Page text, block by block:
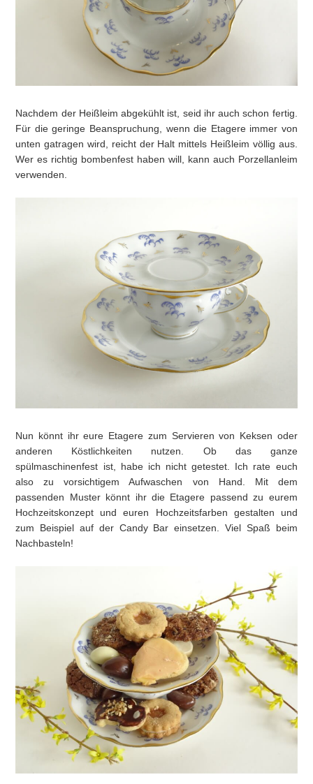
Nachdem der Heißleim abgekühlt ist, seid ihr auch schon fertig.
Für die geringe Beanspruchung, wenn die Etagere immer von
unten gatragen wird, reicht der Halt mittels Heißleim völlig aus.
Wer es richtig bombenfest haben will, kann auch Porzellanleim
verwenden.
Nun könnt ihr eure Etagere zum Servieren von Keksen oder
anderen Köstlichkeiten nutzen. Ob das ganze
spülmaschinenfest ist, habe ich nicht getestet. Ich rate euch
also zu vorsichtigem Aufwaschen von Hand. Mit dem
passenden Muster könnt ihr die Etagere passend zu eurem
Hochzeitskonzept und euren Hochzeitsfarben gestalten und
zum Beispiel auf der Candy Bar einsetzen. Viel Spaß beim
Nachbasteln!